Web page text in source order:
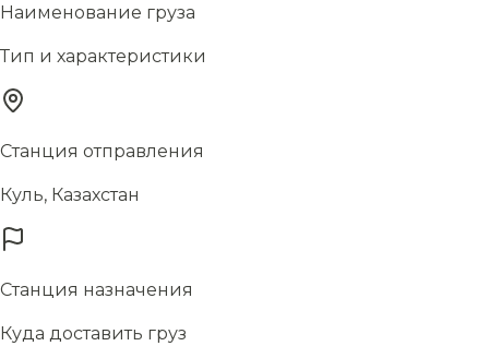
Наименование груза
Тип и характеристики
Станция отправления
Куль, Казахстан
Станция назначения
Куда доставить груз